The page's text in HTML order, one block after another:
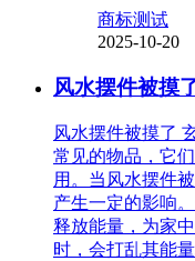
商标测试
2025-10-20
风水摆件被摸
风水摆件被摸了
常见的物品，它
用。当风水摆件
产生一定的影响
释放能量，为家
时，会打乱其能